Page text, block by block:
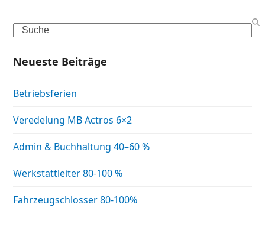
Search
Neueste Beiträge
Betriebsferien
Veredelung MB Actros 6×2
Admin & Buchhaltung 40–60 %
Werkstattleiter 80-100 %
Fahrzeugschlosser 80-100%